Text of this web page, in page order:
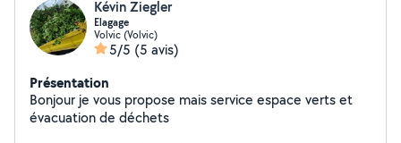
Kévin Ziegler
Elagage
Volvic (Volvic)
5/5 (5 avis)
Présentation
Bonjour je vous propose mais service espace verts et
évacuation de déchets